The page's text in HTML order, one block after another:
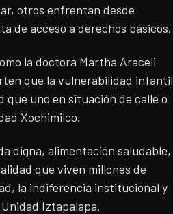
otros enfrentan desde
de acceso a derechos básicos.
la doctora Martha Araceli
que la vulnerabilidad infantil
que uno en situación de calle o
Xochimilco.
digna, alimentación saludable,
que viven millones de
la indiferencia institucional y
Iztapalapa.